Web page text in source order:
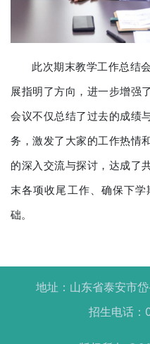
此次期末教学工作总结
展指明了方向，进一步增强
会议不仅总结了过去的成绩
务，激发了大家的工作热情
的深入交流与探讨，达成了
末各项收尾工作、确保下
础。
地址：山东省泰安市
招生电话